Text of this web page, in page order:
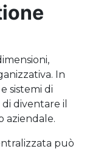
In
sistemi di
diventare il
aziendale.
può